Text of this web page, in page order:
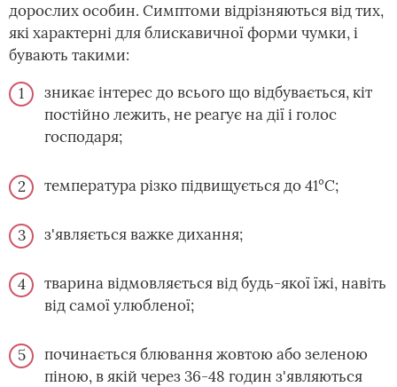
дорослих особин. Симптоми відрізняються від тих,
які характерні для блискавичної форми чумки, і
бувають такими:
зникає інтерес до всього що відбувається, кіт
постійно лежить, не реагує на дії і голос
господаря;
температура різко підвищується до 41°С;
з'являється важке дихання;
тварина відмовляється від будь-якої їжі, навіть
від самої улюбленої;
починається блювання жовтою або зеленою
піною, в якій через 36-48 годин з'являються